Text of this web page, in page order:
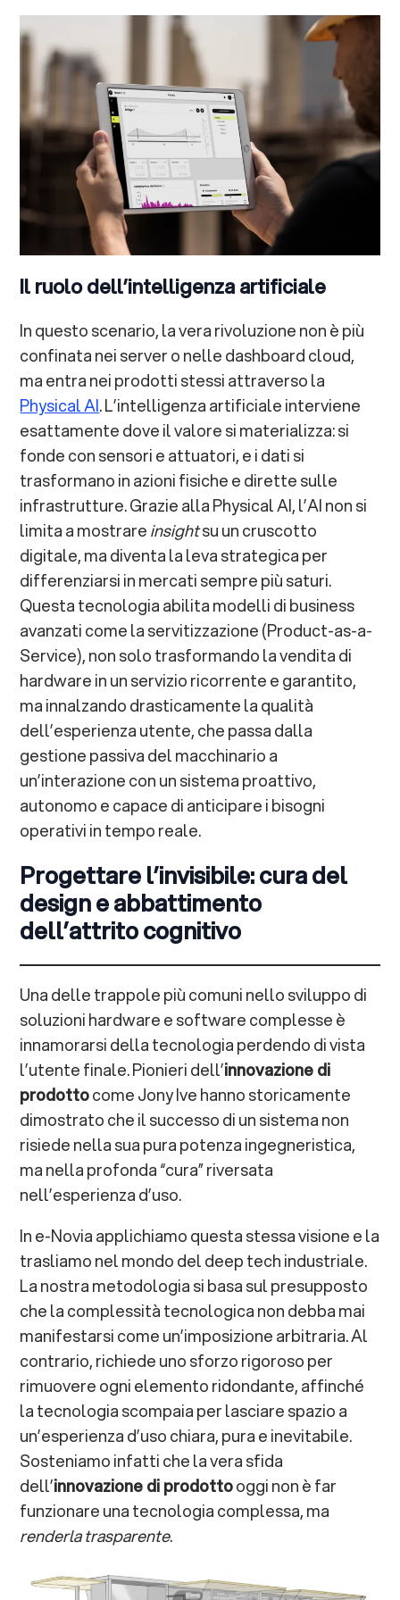
Il ruolo dell’intelligenza artificiale
In questo scenario, la vera rivoluzione non è più
confinata nei server o nelle dashboard cloud,
ma entra nei prodotti stessi attraverso la
Physical AI. L’intelligenza artificiale interviene
esattamente dove il valore si materializza: si
fonde con sensori e attuatori, e i dati si
trasformano in azioni fisiche e dirette sulle
infrastrutture. Grazie alla Physical AI, l’AI non si
limita a mostrareinsightsu un cruscotto
digitale, ma diventa la leva strategica per
differenziarsi in mercati sempre più saturi.
Questa tecnologia abilita modelli di business
avanzati come la servitizzazione (Product-as-a-
Service), non solo trasformando la vendita di
hardware in un servizio ricorrente e garantito,
ma innalzando drasticamente la qualità
dell’esperienza utente, che passa dalla
gestione passiva del macchinario a
un’interazione con un sistema proattivo,
autonomo e capace di anticipare i bisogni
operativi in tempo reale.
Progettare l’invisibile: cura del
design e abbattimento
dell’attrito cognitivo
Una delle trappole più comuni nello sviluppo di
soluzioni hardware e software complesse è
innamorarsi della tecnologia perdendo di vista
l’utente finale. Pionieri dell’innovazione di
prodottocome Jony Ive hanno storicamente
dimostrato che il successo di un sistema non
risiede nella sua pura potenza ingegneristica,
ma nella profonda “cura” riversata
nell’esperienza d’uso.
In e-Novia applichiamo questa stessa visione e la
trasliamo nel mondo del deep tech industriale.
La nostra metodologia si basa sul presupposto
che la complessità tecnologica non debba mai
manifestarsi come un’imposizione arbitraria. Al
contrario, richiede uno sforzo rigoroso per
rimuovere ogni elemento ridondante, affinché
la tecnologia scompaia per lasciare spazio a
un’esperienza d’uso chiara, pura e inevitabile.
Sosteniamo infatti che la vera sfida
dell’innovazione di prodottooggi non è far
funzionare una tecnologia complessa, ma
renderla trasparente.